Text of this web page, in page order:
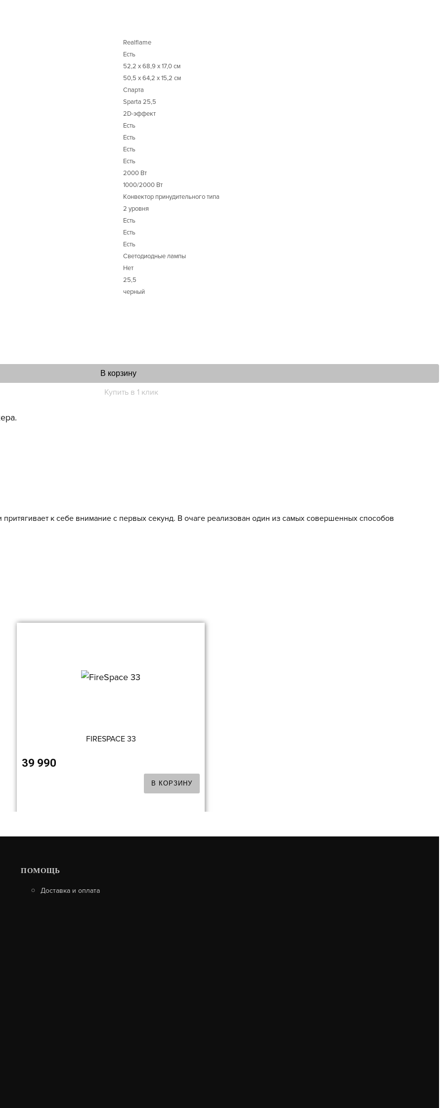
Realflame
Есть
52,2 x 68,9 x 17,0 см
50,5 x 64,2 x 15,2 см
Спарта
Sparta 25,5
2D-эффект
Есть
Есть
Есть
Есть
2000 Вт
1000/2000 Вт
Конвектор принудительного типа
2 уровня
Есть
Есть
Есть
Светодиодные лампы
Нет
25,5
черный
В корзину
Купить в 1 клик
к себе внимание с первых секунд. В очаге реализован один из самых совершенных способов
FIRESPACE 33
39 990
В КОРЗИНУ
ПОМОЩЬ
Доставка и оплата